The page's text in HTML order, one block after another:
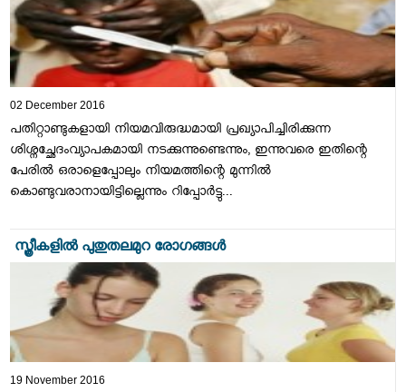
02 December 2016
പതിറ്റാണ്ടുകളായി നിയമവിരുദ്ധമായി പ്രഖ്യാപിച്ചിരിക്കുന്ന
ശിശ്നച്ഛേദംവ്യാപകമായി നടക്കുന്നുണ്ടെന്നും, ഇന്നുവരെ ഇതിന്റെ
പേരില്‍ ഒരാളെപ്പോലും നിയമത്തിന്റെ മുന്നില്‍
കൊണ്ടുവരാനായിട്ടില്ലെന്നും റിപ്പോര്‍ട്ടു...
സ്ത്രീകളില്‍ പുതുതലമുറ രോഗങ്ങള്‍
19 November 2016